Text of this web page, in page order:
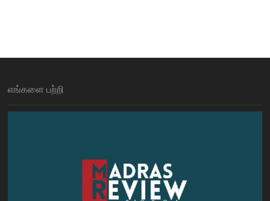
எங்களை பற்றி